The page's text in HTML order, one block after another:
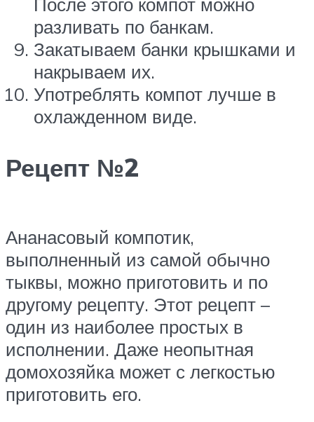
разливать по банкам.
Закатываем банки крышками и
накрываем их.
Употреблять компот лучше в
охлажденном виде.
Рецепт №2
Ананасовый компотик,
выполненный из самой обычно
тыквы, можно приготовить и по
другому рецепту. Этот рецепт –
один из наиболее простых в
исполнении. Даже неопытная
домохозяйка может с легкостью
приготовить его.